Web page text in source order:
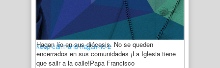
keep-calm-and-hagan-lio-2
Hagan lío en sus diócesis. No se queden
encerrados en sus comunidades ¡La Iglesia tiene
que salir a la calle!Papa Francisco